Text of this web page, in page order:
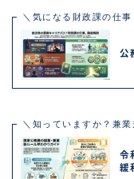
＼気になる財政課の仕事
公
＼知っていますか？兼業
令
緩